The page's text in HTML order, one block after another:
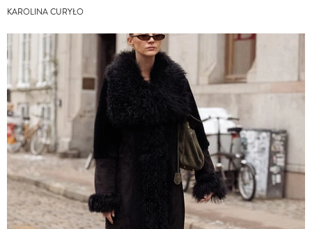
KAROLINA CURYŁO